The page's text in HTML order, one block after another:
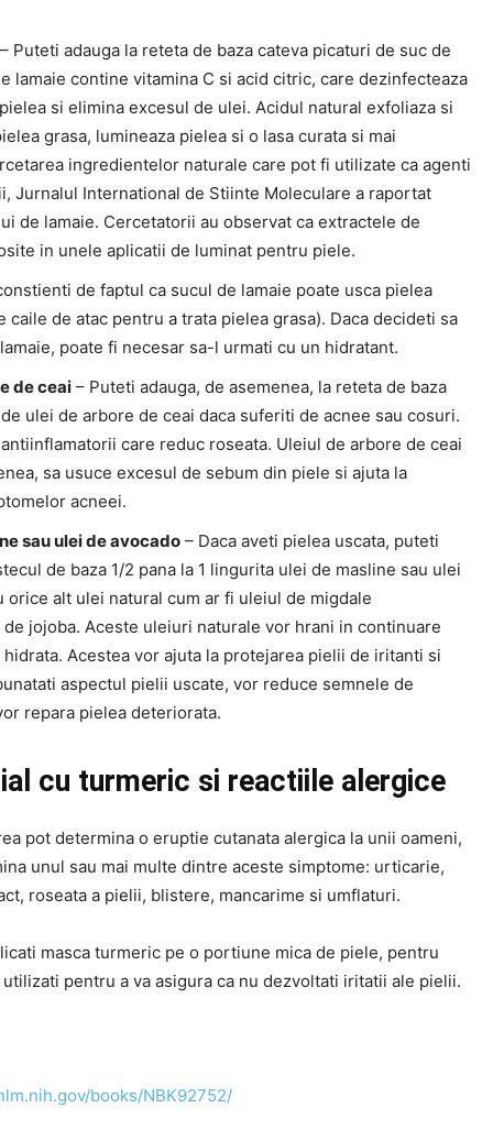
Puteti adauga la reteta de baza cateva picaturi de suc de
lamaie contine vitamina C si acid citric, care dezinfecteaza
si elimina excesul de ulei. Acidul natural exfoliaza si
grasa, lumineaza pielea si o lasa curata si mai
ingredientelor naturale care pot fi utilizate ca agenti
Jurnalul International de Stiinte Moleculare a raportat
de lamaie. Cercetatorii au observat ca extractele de
in unele aplicatii de luminat pentru piele.
de faptul ca sucul de lamaie poate usca pielea
caile de atac pentru a trata pielea grasa). Daca decideti sa
poate fi necesar sa-l urmati cu un hidratant.
de ceai – Puteti adauga, de asemenea, la reteta de baza
ulei de arbore de ceai daca suferiti de acnee sau cosuri.
care reduc roseata. Uleiul de arbore de ceai
sa usuce excesul de sebum din piele si ajuta la
acneei.
sau ulei de avocado – Daca aveti pielea uscata, puteti
de baza 1/2 pana la 1 lingurita ulei de masline sau ulei
orice alt ulei natural cum ar fi uleiul de migdale
jojoba. Aceste uleiuri naturale vor hrani in continuare
Acestea vor ajuta la protejarea pielii de iritanti si
aspectul pielii uscate, vor reduce semnele de
repara pielea deteriorata.
cu turmeric si reactiile alergice
pot determina o eruptie cutanata alergica la unii oameni,
unul sau mai multe dintre aceste simptome: urticarie,
roseata a pielii, blistere, mancarime si umflaturi.
masca turmeric pe o portiune mica de piele, pentru
pentru a va asigura ca nu dezvoltati iritatii ale pielii.
books/NBK92752/